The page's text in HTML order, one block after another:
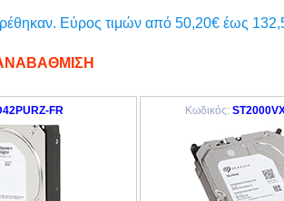
Eύρος τιμών από 50,20€ έως
FR Κωδικός: